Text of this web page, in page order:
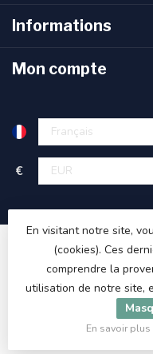
Informations
Mon compte
€
©
En visitant notre site,
(cookies). Ces
comprendre la
utilisation de notre site,
En savoir